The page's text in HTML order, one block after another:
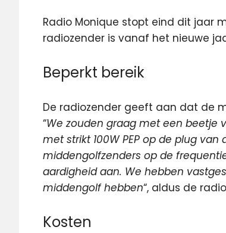
Radio Monique stopt eind dit jaar
radiozender is vanaf het nieuwe
Beperkt bereik
De radiozender geeft aan dat de
“We zouden graag met een beetje
met strikt 100W PEP op de plug
middengolfzenders op de
aardigheid aan. We hebben
middengolf hebben“, aldus de
Kosten